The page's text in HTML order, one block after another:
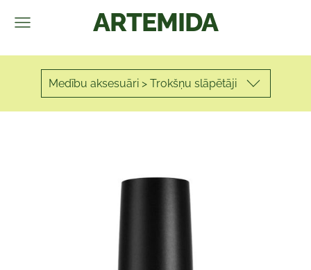
ARTEMIDA
Medību aksesuāri > Trokšņu slāpētāji